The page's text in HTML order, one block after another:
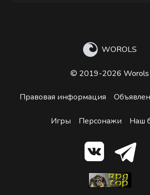
WOROLS
© 2019-2026 Worols
Правовая информация
Игры Персонажи Наш